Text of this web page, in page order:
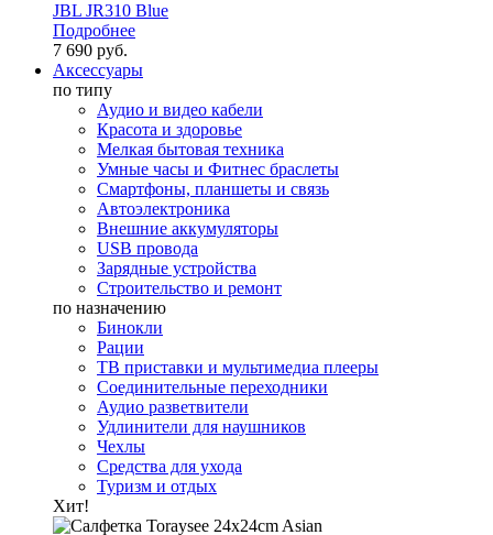
JBL JR310 Blue
Подробнее
7 690 руб.
Аксессуары
по типу
Аудио и видео кабели
Красота и здоровье
Мелкая бытовая техника
Умные часы и Фитнес браслеты
Смартфоны, планшеты и связь
Автоэлектроника
Внешние аккумуляторы
USB провода
Зарядные устройства
Строительство и ремонт
по назначению
Бинокли
Рации
ТВ приставки и мультимедиа плееры
Соединительные переходники
Аудио разветвители
Удлинители для наушников
Чехлы
Средства для ухода
Туризм и отдых
Хит!